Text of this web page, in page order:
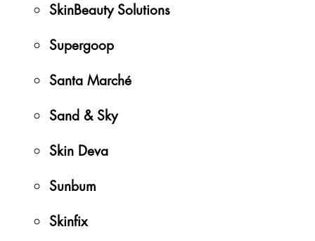
SkinBeauty Solutions
Supergoop
Santa Marché
Sand & Sky
Skin Deva
Sunbum
Skinfix